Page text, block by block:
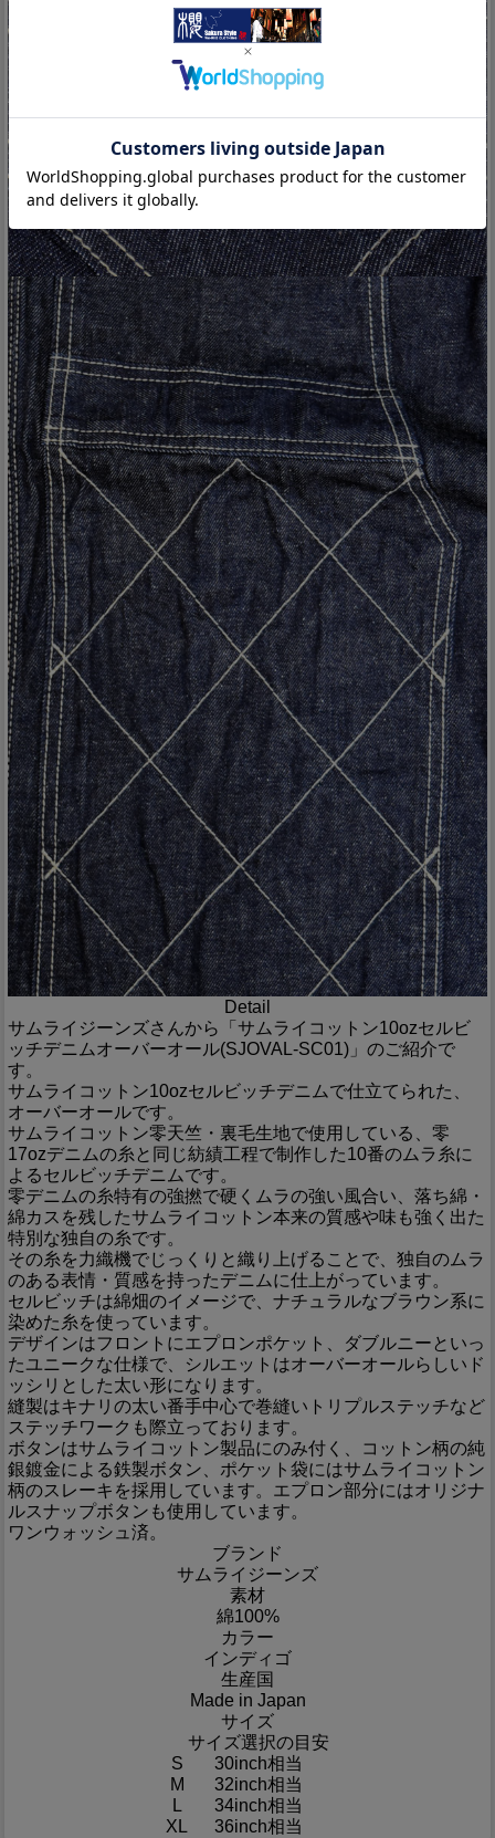
Detail
サムライジーンズさんから「サムライコットン10ozセルビ
ッチデニムオーバーオール(SJOVAL-SC01)」のご紹介で
す。
サムライコットン10ozセルビッチデニムで仕立てられた、
オーバーオールです。
サムライコットン零天竺・裏毛生地で使用している、零
17ozデニムの糸と同じ紡績工程で制作した10番のムラ糸に
よるセルビッチデニムです。
零デニムの糸特有の強撚で硬くムラの強い風合い、落ち綿・
綿カスを残したサムライコットン本来の質感や味も強く出た
特別な独自の糸です。
その糸を力織機でじっくりと織り上げることで、独自のムラ
のある表情・質感を持ったデニムに仕上がっています。
セルビッチは綿畑のイメージで、ナチュラルなブラウン系に
染めた糸を使っています。
デザインはフロントにエプロンポケット、ダブルニーといっ
たユニークな仕様で、シルエットはオーバーオールらしいド
ッシリとした太い形になります。
縫製はキナリの太い番手中心で巻縫いトリプルステッチなど
ステッチワークも際立っております。
ボタンはサムライコットン製品にのみ付く、コットン柄の純
銀鍍金による鉄製ボタン、ポケット袋にはサムライコットン
柄のスレーキを採用しています。エプロン部分にはオリジナ
ルスナップボタンも使用しています。
ワンウォッシュ済。
ブランド
サムライジーンズ
素材
綿100%
カラー
インディゴ
生産国
Made in Japan
サイズ
サイズ選択の目安
S
30inch相当
M
32inch相当
L
34inch相当
XL
36inch相当